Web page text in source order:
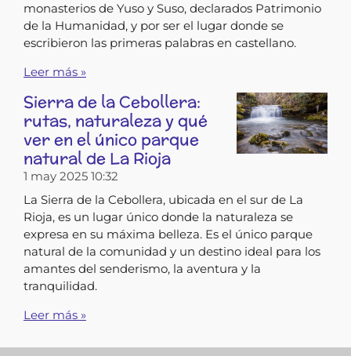
monasterios de Yuso y Suso, declarados Patrimonio
de la Humanidad, y por ser el lugar donde se
escribieron las primeras palabras en castellano.
Leer más »
Sierra de la Cebollera:
rutas, naturaleza y qué
ver en el único parque
natural de La Rioja
1 may 2025 10:32
La Sierra de la Cebollera, ubicada en el sur de La
Rioja, es un lugar único donde la naturaleza se
expresa en su máxima belleza. Es el único parque
natural de la comunidad y un destino ideal para los
amantes del senderismo, la aventura y la
tranquilidad.
Leer más »